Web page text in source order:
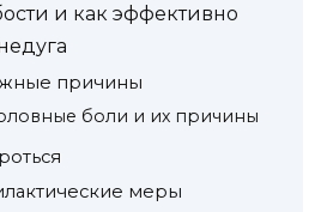
и как эффективно
причины
боли и их причины
меры